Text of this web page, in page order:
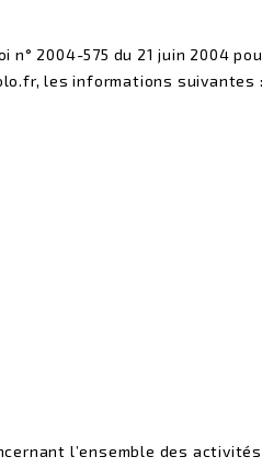
2004-575 du 21 juin 2004
les informations suivantes :
l’ensemble des